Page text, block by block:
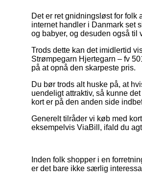
Det er ret gnidningsløst for
internet handler i Danmark set
og babyer, og desuden også til
Trods dette kan det imidlertid
Strømpegarn Hjertegarn – fv
på at opnå den skarpeste pris.
Du bør trods alt huske på, at
uendeligt attraktiv, så kunne
kort er på den anden side
Generelt tilråder vi køb med
eksempelvis ViaBill, ifald du
Inden folk shopper i en
er det bare ikke særlig